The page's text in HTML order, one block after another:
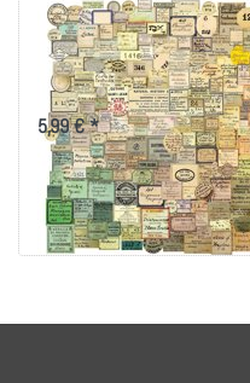
Idea-Ology Ephemera
Snippets 233/Pkg-
Curator
5,99 € *